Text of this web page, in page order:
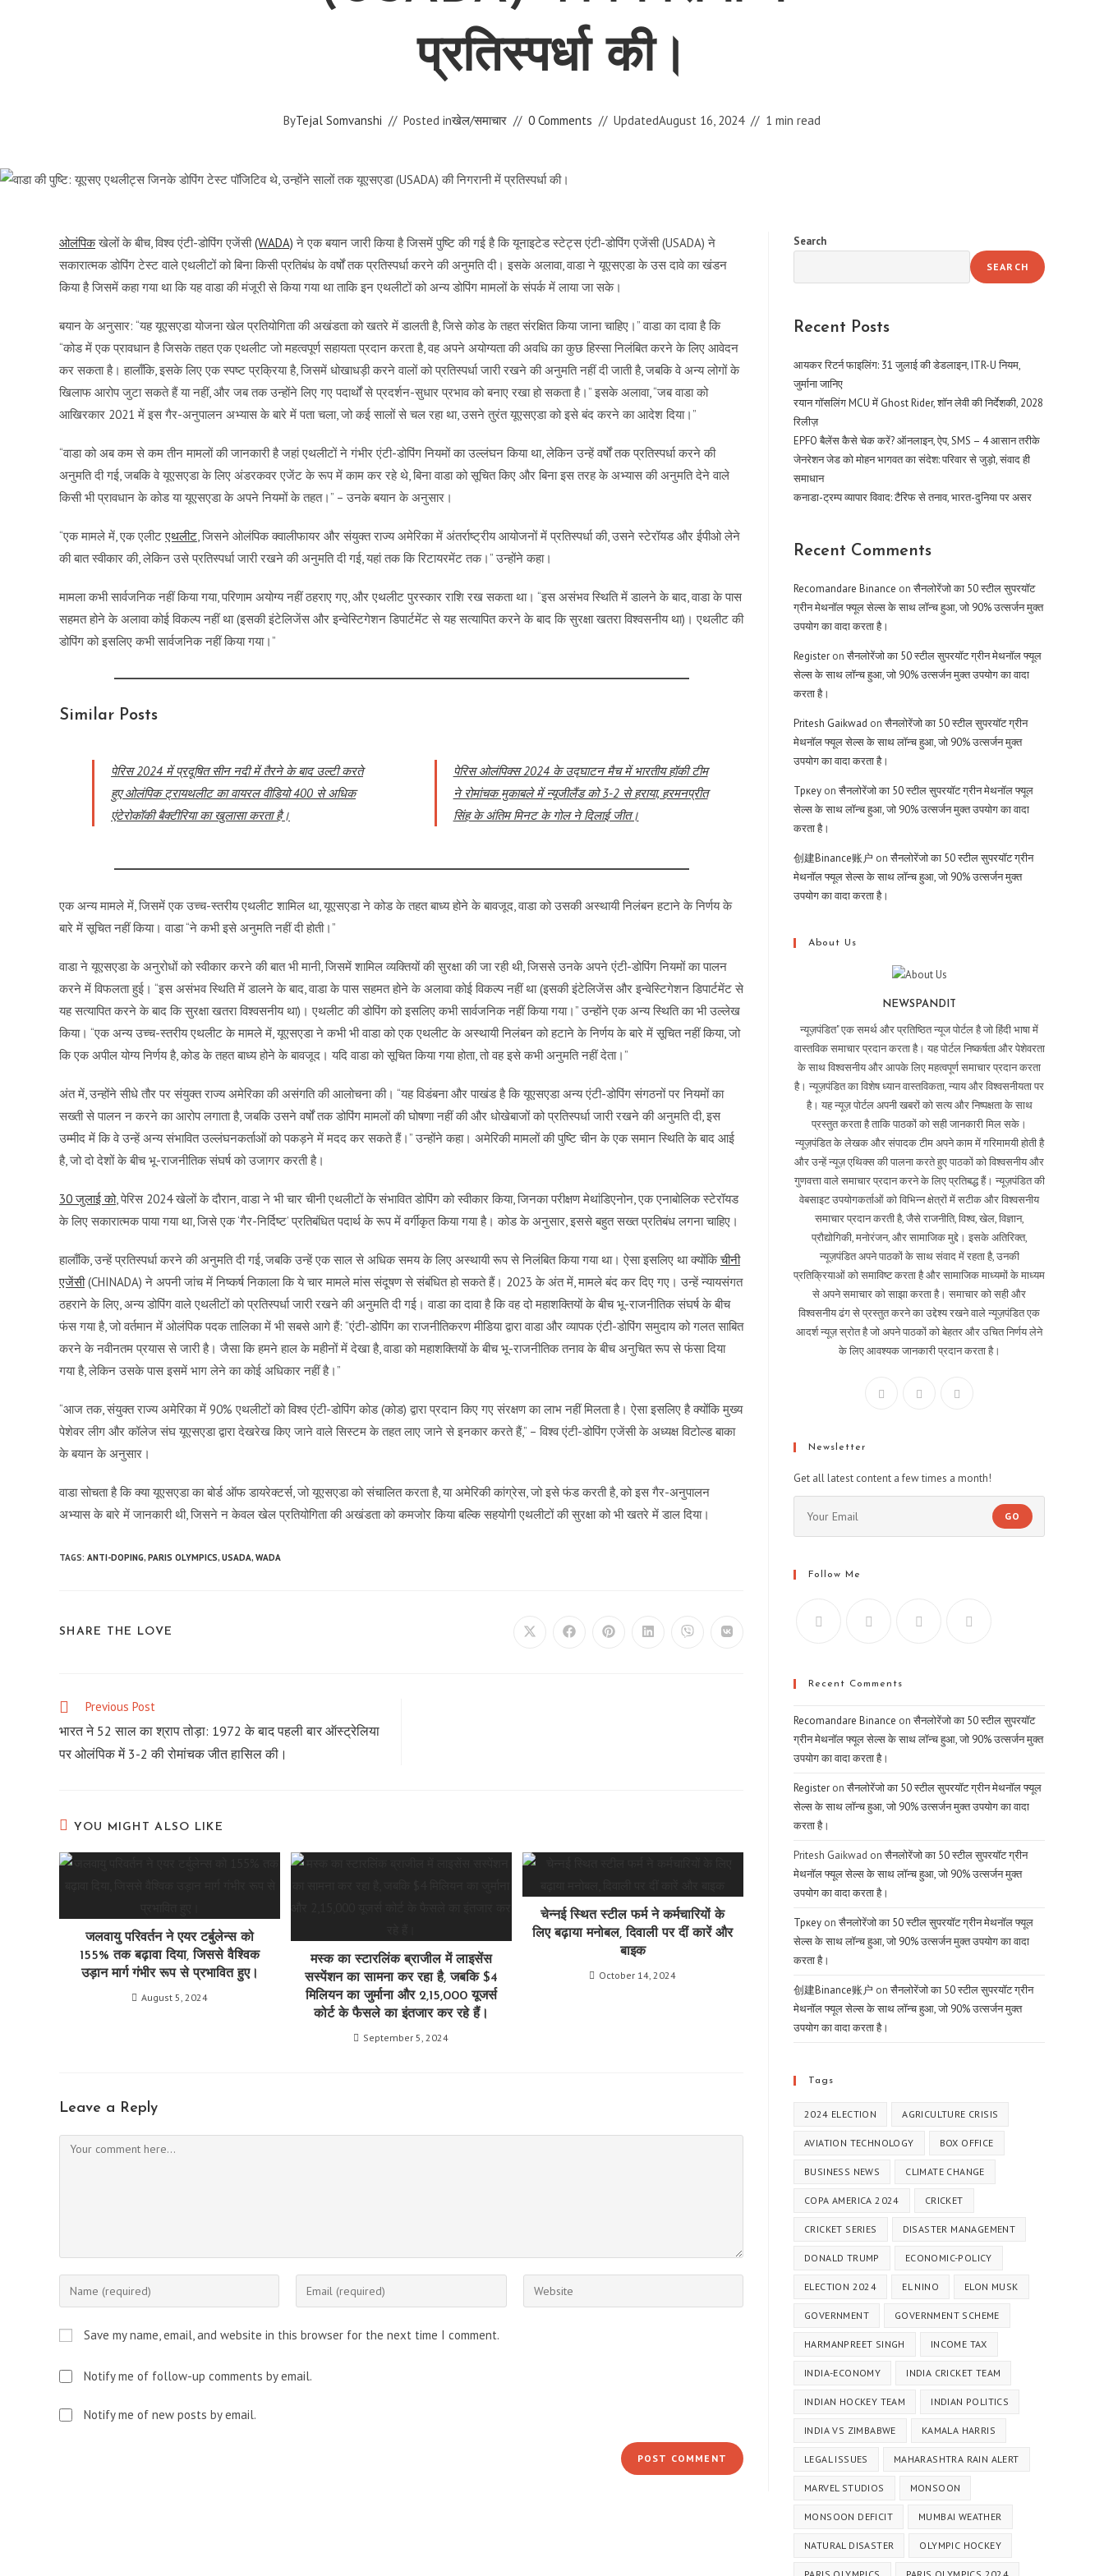
प्रतिस्पर्धा की।
ByTejal Somvanshi Posted inखेल/समाचार 0 Comments UpdatedAugust 16, 2024 1 min read
ओलंपिकखेलों के बीच, विश्व एंटी-डोपिंग एजेंसी(WADA) ने एक बयान जारी किया है जिसमें पुष्टि की गई है कि यूनाइटेड स्टेट्स एंटी-डोपिंग एजेंसी (USADA) ने
सकारात्मक डोपिंग टेस्ट वाले एथलीटों को बिना किसी प्रतिबंध के वर्षों तक प्रतिस्पर्धा करने की अनुमति दी। इसके अलावा, वाडा ने यूएसएडा के उस दावे का खंडन
किया है जिसमें कहा गया था कि यह वाडा की मंजूरी से किया गया था ताकि इन एथलीटों को अन्य डोपिंग मामलों के संपर्क में लाया जा सके।
बयान के अनुसार: “यह यूएसएडा योजना खेल प्रतियोगिता की अखंडता को खतरे में डालती है, जिसे कोड के तहत संरक्षित किया जाना चाहिए।” वाडा का दावा है कि
“कोड में एक प्रावधान है जिसके तहत एक एथलीट जो महत्वपूर्ण सहायता प्रदान करता है, वह अपने अयोग्यता की अवधि का कुछ हिस्सा निलंबित करने के लिए आवेदन
कर सकता है। हालाँकि, इसके लिए एक स्पष्ट प्रक्रिया है, जिसमें धोखाधड़ी करने वालों को प्रतिस्पर्धा जारी रखने की अनुमति नहीं दी जाती है, जबकि वे अन्य लोगों के
खिलाफ आरोप जुटा सकते हैं या नहीं, और जब तक उन्होंने लिए गए पदार्थों से प्रदर्शन-सुधार प्रभाव को बनाए रखा हो सकता है।” इसके अलावा, “जब वाडा को
आखिरकार 2021 में इस गैर-अनुपालन अभ्यास के बारे में पता चला, जो कई सालों से चल रहा था, उसने तुरंत यूएसएडा को इसे बंद करने का आदेश दिया।”
“वाडा को अब कम से कम तीन मामलों की जानकारी है जहां एथलीटों ने गंभीर एंटी-डोपिंग नियमों का उल्लंघन किया था, लेकिन उन्हें वर्षों तक प्रतिस्पर्धा करने की
अनुमति दी गई, जबकि वे यूएसएडा के लिए अंडरकवर एजेंट के रूप में काम कर रहे थे, बिना वाडा को सूचित किए और बिना इस तरह के अभ्यास की अनुमति देने वाले
किसी भी प्रावधान के कोड या यूएसएडा के अपने नियमों के तहत।” – उनके बयान के अनुसार।
“एक मामले में, एक एलीटएथलीट, जिसने ओलंपिक क्वालीफायर और संयुक्त राज्य अमेरिका में अंतर्राष्ट्रीय आयोजनों में प्रतिस्पर्धा की, उसने स्टेरॉयड और ईपीओ लेने
की बात स्वीकार की, लेकिन उसे प्रतिस्पर्धा जारी रखने की अनुमति दी गई, यहां तक कि रिटायरमेंट तक।” उन्होंने कहा।
मामला कभी सार्वजनिक नहीं किया गया, परिणाम अयोग्य नहीं ठहराए गए, और एथलीट पुरस्कार राशि रख सकता था। “इस असंभव स्थिति में डालने के बाद, वाडा के पास
सहमत होने के अलावा कोई विकल्प नहीं था (इसकी इंटेलिजेंस और इन्वेस्टिगेशन डिपार्टमेंट से यह सत्यापित करने के बाद कि सुरक्षा खतरा विश्वसनीय था)। एथलीट की
डोपिंग को इसलिए कभी सार्वजनिक नहीं किया गया।”
Similar Posts
पेरिस 2024 में प्रदूषित सीन नदी में तैरने के बाद उल्टी करते
हुए ओलंपिक ट्रायथलीट का वायरल वीडियो 400 से अधिक
एंटेरोकॉकी बैक्टीरिया का खुलासा करता है।
पेरिस ओलंपिक्स 2024 के उद्घाटन मैच में भारतीय हॉकी टीम
ने रोमांचक मुकाबले में न्यूजीलैंड को 3-2 से हराया, हरमनप्रीत
सिंह के अंतिम मिनट के गोल ने दिलाई जीत।
एक अन्य मामले में, जिसमें एक उच्च-स्तरीय एथलीट शामिल था, यूएसएडा ने कोड के तहत बाध्य होने के बावजूद, वाडा को उसकी अस्थायी निलंबन हटाने के निर्णय के
बारे में सूचित नहीं किया। वाडा “ने कभी इसे अनुमति नहीं दी होती।”
वाडा ने यूएसएडा के अनुरोधों को स्वीकार करने की बात भी मानी, जिसमें शामिल व्यक्तियों की सुरक्षा की जा रही थी, जिससे उनके अपने एंटी-डोपिंग नियमों का पालन
करने में विफलता हुई। “इस असंभव स्थिति में डालने के बाद, वाडा के पास सहमत होने के अलावा कोई विकल्प नहीं था (इसकी इंटेलिजेंस और इन्वेस्टिगेशन डिपार्टमेंट से
यह सत्यापित करने के बाद कि सुरक्षा खतरा विश्वसनीय था)। एथलीट की डोपिंग को इसलिए कभी सार्वजनिक नहीं किया गया।” उन्होंने एक अन्य स्थिति का भी उल्लेख
किया। “एक अन्य उच्च-स्तरीय एथलीट के मामले में, यूएसएडा ने कभी भी वाडा को एक एथलीट के अस्थायी निलंबन को हटाने के निर्णय के बारे में सूचित नहीं किया, जो
कि एक अपील योग्य निर्णय है, कोड के तहत बाध्य होने के बावजूद। यदि वाडा को सूचित किया गया होता, तो वह इसे कभी अनुमति नहीं देता।”
अंत में, उन्होंने सीधे तौर पर संयुक्त राज्य अमेरिका की असंगति की आलोचना की। “यह विडंबना और पाखंड है कि यूएसएडा अन्य एंटी-डोपिंग संगठनों पर नियमों का
सख्ती से पालन न करने का आरोप लगाता है, जबकि उसने वर्षों तक डोपिंग मामलों की घोषणा नहीं की और धोखेबाजों को प्रतिस्पर्धा जारी रखने की अनुमति दी, इस
उम्मीद में कि वे उन्हें अन्य संभावित उल्लंघनकर्ताओं को पकड़ने में मदद कर सकते हैं।” उन्होंने कहा। अमेरिकी मामलों की पुष्टि चीन के एक समान स्थिति के बाद आई
है, जो दो देशों के बीच भू-राजनीतिक संघर्ष को उजागर करती है।
30 जुलाई को, पेरिस 2024 खेलों के दौरान, वाडा ने भी चार चीनी एथलीटों के संभावित डोपिंग को स्वीकार किया, जिनका परीक्षण मेथांडिएनोन, एक एनाबोलिक स्टेरॉयड
के लिए सकारात्मक पाया गया था, जिसे एक ‘गैर-निर्दिष्ट’ प्रतिबंधित पदार्थ के रूप में वर्गीकृत किया गया है। कोड के अनुसार, इससे बहुत सख्त प्रतिबंध लगना चाहिए।
हालाँकि, उन्हें प्रतिस्पर्धा करने की अनुमति दी गई, जबकि उन्हें एक साल से अधिक समय के लिए अस्थायी रूप से निलंबित किया गया था। ऐसा इसलिए था क्योंकिचीनी
एजेंसी(CHINADA) ने अपनी जांच में निष्कर्ष निकाला कि ये चार मामले मांस संदूषण से संबंधित हो सकते हैं। 2023 के अंत में, मामले बंद कर दिए गए। उन्हें न्यायसंगत
ठहराने के लिए, अन्य डोपिंग वाले एथलीटों को प्रतिस्पर्धा जारी रखने की अनुमति दी गई। वाडा का दावा है कि वह दो महाशक्तियों के बीच भू-राजनीतिक संघर्ष के बीच
फंस गया है, जो वर्तमान में ओलंपिक पदक तालिका में भी सबसे आगे हैं: “एंटी-डोपिंग का राजनीतिकरण मीडिया द्वारा वाडा और व्यापक एंटी-डोपिंग समुदाय को गलत साबित
करने के नवीनतम प्रयास से जारी है। जैसा कि हमने हाल के महीनों में देखा है, वाडा को महाशक्तियों के बीच भू-राजनीतिक तनाव के बीच अनुचित रूप से फंसा दिया
गया है, लेकिन उसके पास इसमें भाग लेने का कोई अधिकार नहीं है।”
“आज तक, संयुक्त राज्य अमेरिका में 90% एथलीटों को विश्व एंटी-डोपिंग कोड (कोड) द्वारा प्रदान किए गए संरक्षण का लाभ नहीं मिलता है। ऐसा इसलिए है क्योंकि मुख्य
पेशेवर लीग और कॉलेज संघ यूएसएडा द्वारा देखरेख किए जाने वाले सिस्टम के तहत लाए जाने से इनकार करते हैं,” – विश्व एंटी-डोपिंग एजेंसी के अध्यक्ष विटोल्ड बाका
के बयान के अनुसार।
वाडा सोचता है कि क्या यूएसएडा का बोर्ड ऑफ डायरेक्टर्स, जो यूएसएडा को संचालित करता है, या अमेरिकी कांग्रेस, जो इसे फंड करती है, को इस गैर-अनुपालन
अभ्यास के बारे में जानकारी थी, जिसने न केवल खेल प्रतियोगिता की अखंडता को कमजोर किया बल्कि सहयोगी एथलीटों की सुरक्षा को भी खतरे में डाल दिया।
TAGS: ANTI-DOPING, PARIS OLYMPICS, USADA, WADA
SHARE THE LOVE Opens Opens Opens Opens Opens Opens
Read
articles
Previous Post
भारत ने 52 साल का श्राप तोड़ा: 1972 के बाद पहली बार ऑस्ट्रेलिया
पर ओलंपिक में 3-2 की रोमांचक जीत हासिल की।
YOU MIGHT ALSO LIKE
जलवायु परिवर्तन ने एयर टर्बुलेन्स को
155% तक बढ़ावा दिया, जिससे वैश्विक
उड़ान मार्ग गंभीर रूप से प्रभावित हुए।
August 5, 2024
मस्क का स्टारलिंक ब्राजील में लाइसेंस
सस्पेंशन का सामना कर रहा है, जबकि $4
मिलियन का जुर्माना और 2,15,000 यूजर्स
कोर्ट के फैसले का इंतजार कर रहे हैं।
September 5, 2024
चेन्नई स्थित स्टील फर्म ने कर्मचारियों के
लिए बढ़ाया मनोबल, दिवाली पर दीं कारें और
बाइक
October 14, 2024
Leave a Reply
Comment
Enter
your
or
to
comment
Enter
your
Enter
your
Save my name, email, and website in this browser for the next time I comment.
Notify me of follow-up comments by email.
Notify me of new posts by email.
Search
SEARCH
Recent Posts
आयकर रिटर्न फाइलिंग: 31 जुलाई की डेडलाइन, ITR-U नियम,
जुर्माना जानिए
रयान गॉसलिंग MCU में Ghost Rider, शॉन लेवी की निर्देशकी, 2028
रिलीज़
EPFO बैलेंस कैसे चेक करें? ऑनलाइन, ऐप, SMS – 4 आसान तरीके
जेनरेशन जेड को मोहन भागवत का संदेश: परिवार से जुड़ो, संवाद ही
समाधान
कनाडा-ट्रम्प व्यापार विवाद: टैरिफ से तनाव, भारत-दुनिया पर असर
Recent Comments
Recomandare Binance onसैनलोरेंजो का 50 स्टील सुपरयॉट
ग्रीन मेथनॉल फ्यूल सेल्स के साथ लॉन्च हुआ, जो 90% उत्सर्जन मुक्त
उपयोग का वादा करता है।
Register onसैनलोरेंजो का 50 स्टील सुपरयॉट ग्रीन मेथनॉल फ्यूल
सेल्स के साथ लॉन्च हुआ, जो 90% उत्सर्जन मुक्त उपयोग का वादा
करता है।
Pritesh Gaikwad onसैनलोरेंजो का 50 स्टील सुपरयॉट ग्रीन
मेथनॉल फ्यूल सेल्स के साथ लॉन्च हुआ, जो 90% उत्सर्जन मुक्त
उपयोग का वादा करता है।
Тркеу onसैनलोरेंजो का 50 स्टील सुपरयॉट ग्रीन मेथनॉल फ्यूल
सेल्स के साथ लॉन्च हुआ, जो 90% उत्सर्जन मुक्त उपयोग का वादा
करता है।
创建Binance账户 onसैनलोरेंजो का 50 स्टील सुपरयॉट ग्रीन
मेथनॉल फ्यूल सेल्स के साथ लॉन्च हुआ, जो 90% उत्सर्जन मुक्त
उपयोग का वादा करता है।
About Us
NEWSPANDIT
न्यूज़पंडित" एक समर्थ और प्रतिष्ठित न्यूज पोर्टल है जो हिंदी भाषा में
वास्तविक समाचार प्रदान करता है। यह पोर्टल निष्कर्षता और पेशेवरता
के साथ विश्वसनीय और आपके लिए महत्वपूर्ण समाचार प्रदान करता
है। न्यूज़पंडित का विशेष ध्यान वास्तविकता, न्याय और विश्वसनीयता पर
है। यह न्यूज़ पोर्टल अपनी खबरों को सत्य और निष्पक्षता के साथ
प्रस्तुत करता है ताकि पाठकों को सही जानकारी मिल सके।
न्यूज़पंडित के लेखक और संपादक टीम अपने काम में गरिमामयी होती है
और उन्हें न्यूज़ एथिक्स की पालना करते हुए पाठकों को विश्वसनीय और
गुणवत्ता वाले समाचार प्रदान करने के लिए प्रतिबद्ध हैं। न्यूज़पंडित की
वेबसाइट उपयोगकर्ताओं को विभिन्न क्षेत्रों में सटीक और विश्वसनीय
समाचार प्रदान करती है, जैसे राजनीति, विश्व, खेल, विज्ञान,
प्रौद्योगिकी, मनोरंजन, और सामाजिक मुद्दे। इसके अतिरिक्त,
न्यूज़पंडित अपने पाठकों के साथ संवाद में रहता है, उनकी
प्रतिक्रियाओं को समाविष्ट करता है और सामाजिक माध्यमों के माध्यम
से अपने समाचार को साझा करता है। समाचार को सही और
विश्वसनीय ढंग से प्रस्तुत करने का उद्देश्य रखने वाले न्यूज़पंडित एक
आदर्श न्यूज़ स्रोत है जो अपने पाठकों को बेहतर और उचित निर्णय लेने
के लिए आवश्यक जानकारी प्रदान करता है।
Newsletter
Get all latest content a few times a month!
GO
Follow Me
Recent Comments
Recomandare Binance onसैनलोरेंजो का 50 स्टील सुपरयॉट
ग्रीन मेथनॉल फ्यूल सेल्स के साथ लॉन्च हुआ, जो 90% उत्सर्जन मुक्त
उपयोग का वादा करता है।
Register onसैनलोरेंजो का 50 स्टील सुपरयॉट ग्रीन मेथनॉल फ्यूल
सेल्स के साथ लॉन्च हुआ, जो 90% उत्सर्जन मुक्त उपयोग का वादा
करता है।
Pritesh Gaikwad onसैनलोरेंजो का 50 स्टील सुपरयॉट ग्रीन
मेथनॉल फ्यूल सेल्स के साथ लॉन्च हुआ, जो 90% उत्सर्जन मुक्त
उपयोग का वादा करता है।
Тркеу onसैनलोरेंजो का 50 स्टील सुपरयॉट ग्रीन मेथनॉल फ्यूल
सेल्स के साथ लॉन्च हुआ, जो 90% उत्सर्जन मुक्त उपयोग का वादा
करता है।
创建Binance账户 onसैनलोरेंजो का 50 स्टील सुपरयॉट ग्रीन
मेथनॉल फ्यूल सेल्स के साथ लॉन्च हुआ, जो 90% उत्सर्जन मुक्त
उपयोग का वादा करता है।
Tags
2024 ELECTION AGRICULTURE CRISIS
AVIATION TECHNOLOGY BOX OFFICE
BUSINESS NEWS CLIMATE CHANGE
COPA AMERICA 2024 CRICKET
CRICKET SERIES DISASTER MANAGEMENT
DONALD TRUMP ECONOMIC-POLICY
ELECTION 2024 EL NINO ELON MUSK
GOVERNMENT GOVERNMENT SCHEME
HARMANPREET SINGH INCOME TAX
INDIA-ECONOMY INDIA CRICKET TEAM
INDIAN HOCKEY TEAM INDIAN POLITICS
INDIA VS ZIMBABWE KAMALA HARRIS
LEGAL ISSUES MAHARASHTRA RAIN ALERT
MARVEL STUDIOS MONSOON
MONSOON DEFICIT MUMBAI WEATHER
NATURAL DISASTER OLYMPIC HOCKEY